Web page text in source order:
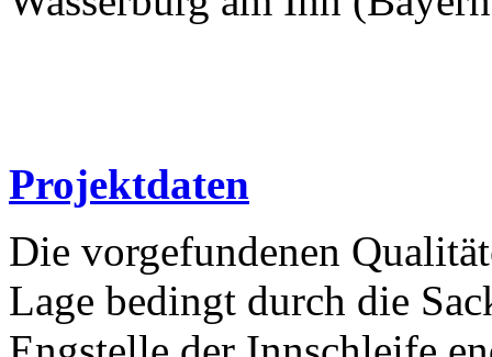
Projektdaten
Die vorgefundenen
Lage bedingt durch die